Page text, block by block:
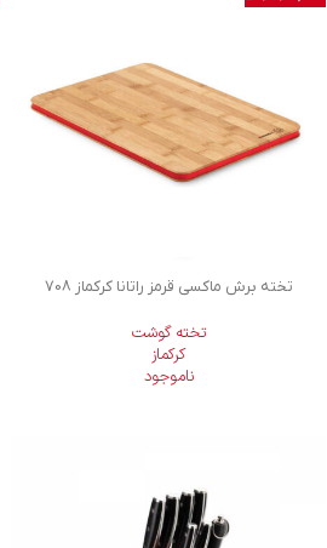
تخته برش ماکسی قرمز راتانا کرکماز 708
تخته گوشت
کرکماز
ناموجود